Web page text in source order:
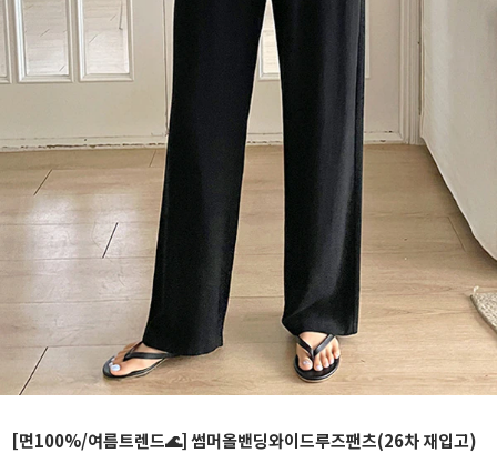
[면100%/여름트렌드🌊] 썸머올밴딩와이드루즈팬츠(26차 재입고)